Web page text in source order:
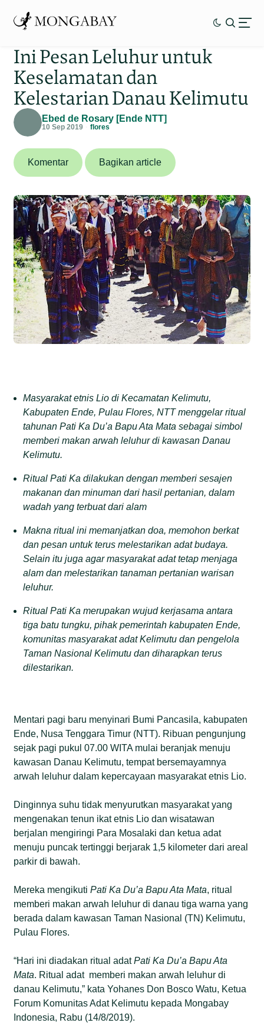
Ini Pesan Leluhur untuk
Keselamatan dan
Kelestarian Danau Kelimutu
Ebed de Rosary [Ende NTT]
10 Sep 2019 flores
Komentar Bagikan article
Masyarakat etnis Lio di Kecamatan Kelimutu,
Kabupaten Ende, Pulau Flores, NTT menggelar ritual
tahunan Pati Ka Du’a Bapu Ata Mata sebagai simbol
memberi makan arwah leluhur di kawasan Danau
Kelimutu.
Ritual Pati Ka dilakukan dengan memberi sesajen
makanan dan minuman dari hasil pertanian, dalam
wadah yang terbuat dari alam
Makna ritual ini memanjatkan doa, memohon berkat
dan pesan untuk terus melestarikan adat budaya.
Selain itu juga agar masyarakat adat tetap menjaga
alam dan melestarikan tanaman pertanian warisan
leluhur.
Ritual Pati Ka merupakan wujud kerjasama antara
tiga batu tungku, pihak pemerintah kabupaten Ende,
komunitas masyarakat adat Kelimutu dan pengelola
Taman Nasional Kelimutu dan diharapkan terus
dilestarikan.
Mentari pagi baru menyinari Bumi Pancasila, kabupaten
Ende, Nusa Tenggara Timur (NTT). Ribuan pengunjung
sejak pagi pukul 07.00 WITA mulai beranjak menuju
kawasan Danau Kelimutu, tempat bersemayamnya
arwah leluhur dalam kepercayaan masyarakat etnis Lio.
Dinginnya suhu tidak menyurutkan masyarakat yang
mengenakan tenun ikat etnis Lio dan wisatawan
berjalan mengiringi Para Mosalaki dan ketua adat
menuju puncak tertinggi berjarak 1,5 kilometer dari areal
parkir di bawah.
Mereka mengikutiPati Ka Du’a Bapu Ata Mata, ritual
memberi makan arwah leluhur di danau tiga warna yang
berada dalam kawasan Taman Nasional (TN) Kelimutu,
Pulau Flores.
“Hari ini diadakan ritual adatPati Ka Du’a Bapu Ata
Mata. Ritual adat memberi makan arwah leluhur di
danau Kelimutu,” kata Yohanes Don Bosco Watu, Ketua
Forum Komunitas Adat Kelimutu kepada Mongabay
Indonesia, Rabu (14/8/2019).